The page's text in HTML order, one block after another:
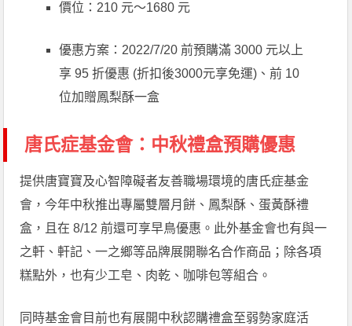
價位：210 元～1680 元
優惠方案：2022/7/20 前預購滿 3000 元以上
享 95 折優惠 (折扣後3000元享免運)、前 10
位加贈鳳梨酥一盒
唐氏症基金會：中秋禮盒預購優惠
提供唐寶寶及心智障礙者友善職場環境的唐氏症基金
會，今年中秋推出專屬雙層月餅、鳳梨酥、蛋黃酥禮
盒，且在 8/12 前還可享早鳥優惠。此外基金會也有與一
之軒、軒記、一之鄉等品牌展開聯名合作商品；除各項
糕點外，也有少工皂、肉乾、咖啡包等組合。
同時基金會目前也有展開中秋認購禮盒至弱勢家庭活